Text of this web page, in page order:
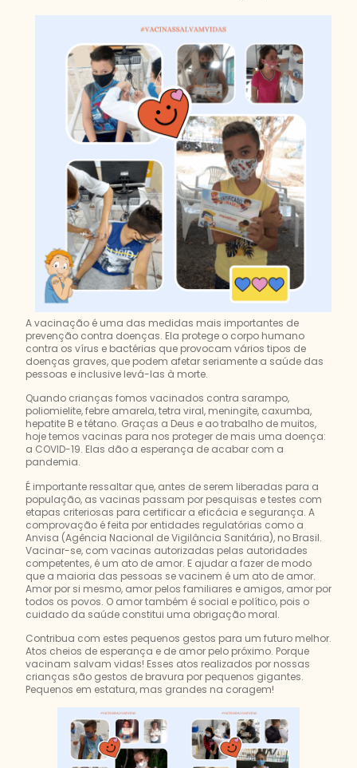
A vacinação é uma das medidas mais importantes de
prevenção contra doenças. Ela protege o corpo humano
contra os vírus e bactérias que provocam vários tipos de
doenças graves, que podem afetar seriamente a saúde das
pessoas e inclusive levá-las à morte.
Quando crianças fomos vacinados contra sarampo,
poliomielite, febre amarela, tetra viral, meningite, caxumba,
hepatite B e tétano. Graças a Deus e ao trabalho de muitos,
hoje temos vacinas para nos proteger de mais uma doença:
a COVID-19. Elas dão a esperança de acabar com a
pandemia.
É importante ressaltar que, antes de serem liberadas para a
população, as vacinas passam por pesquisas e testes com
etapas criteriosas para certificar a eficácia e segurança. A
comprovação é feita por entidades regulatórias como a
Anvisa (Agência Nacional de Vigilância Sanitária), no Brasil.
Vacinar-se, com vacinas autorizadas pelas autoridades
competentes, é um ato de amor. E ajudar a fazer de modo
que a maioria das pessoas se vacinem é um ato de amor.
Amor por si mesmo, amor pelos familiares e amigos, amor por
todos os povos. O amor também é social e político, pois o
cuidado da saúde constitui uma obrigação moral.
Contribua com estes pequenos gestos para um futuro melhor.
Atos cheios de esperança e de amor pelo próximo. Porque
vacinam salvam vidas! Esses atos realizados por nossas
crianças são gestos de bravura por pequenos gigantes.
Pequenos em estatura, mas grandes na coragem!